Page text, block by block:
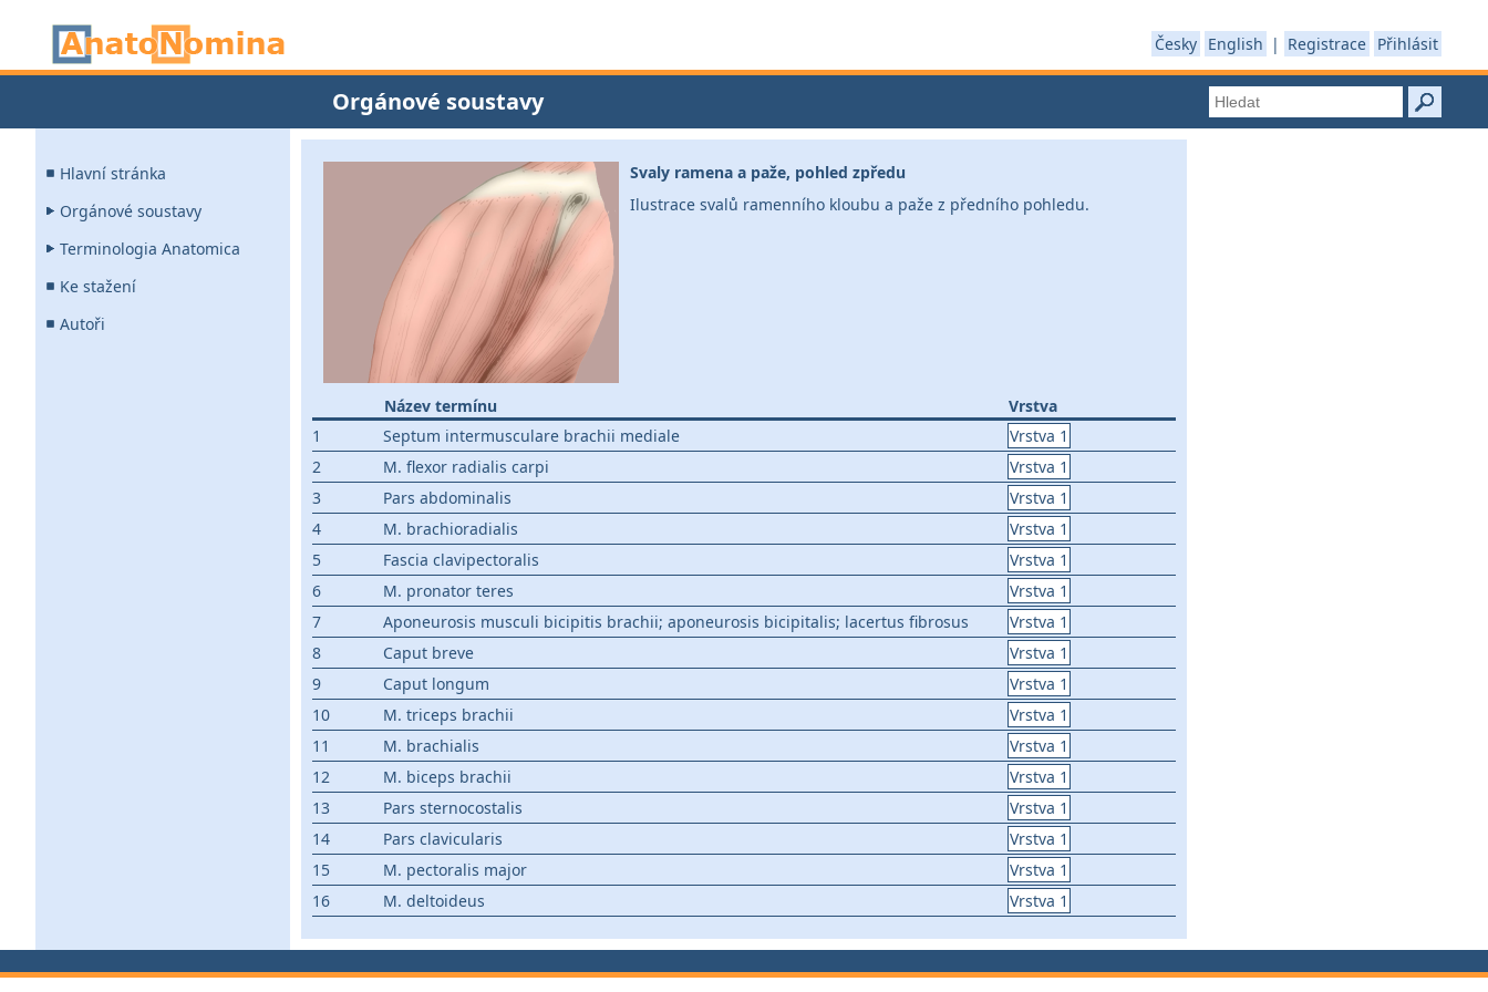
Česky English | Registrace Přihlásit
Orgánové soustavy
Hlavní stránka
Orgánové soustavy
Terminologia Anatomica
Ke stažení
Autoři
Svaly ramena a paže, pohled zpředu
Ilustrace svalů ramenního kloubu a paže z předního pohledu.
Název termínu
Vrstva
1
Septum intermusculare brachii mediale
Vrstva 1
2
M. flexor radialis carpi
Vrstva 1
3
Pars abdominalis
Vrstva 1
4
M. brachioradialis
Vrstva 1
5
Fascia clavipectoralis
Vrstva 1
6
M. pronator teres
Vrstva 1
7
Aponeurosis musculi bicipitis brachii; aponeurosis bicipitalis; lacertus fibrosus
Vrstva 1
8
Caput breve
Vrstva 1
9
Caput longum
Vrstva 1
10
M. triceps brachii
Vrstva 1
11
M. brachialis
Vrstva 1
12
M. biceps brachii
Vrstva 1
13
Pars sternocostalis
Vrstva 1
14
Pars clavicularis
Vrstva 1
15
M. pectoralis major
Vrstva 1
16
M. deltoideus Vrstva 1